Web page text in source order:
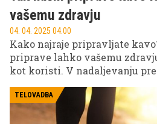
vašemu zdravju
04. 04. 2025 04.00
Kako najraje pripravljate
priprave lahko vašemu
kot koristi. V nadaljevanju
TELOVADBA